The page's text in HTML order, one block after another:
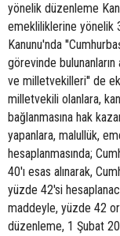
yönelik düzenleme
emekliliklerine yönelik
Kanunu'nda
görevinde bulunanların
ve milletvekilleri'' de
milletvekili olanlara,
bağlanmasına hak
yapanlara, malullük,
hesaplanmasında;
40'ı esas alınarak,
yüzde 42'si
maddeyle, yüzde 42
düzenleme, 1 Şubat